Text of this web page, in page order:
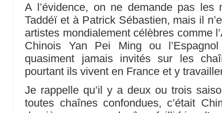
A l’évidence, on ne demande pas les
Taddéï et à Patrick Sébastien, mais il
artistes mondialement célèbres comme
Chinois Yan Pei Ming ou
quasiment jamais invités sur les
pourtant ils vivent en France et y
Je rappelle qu’il y a deux ou trois
toutes chaînes confondues, c’était